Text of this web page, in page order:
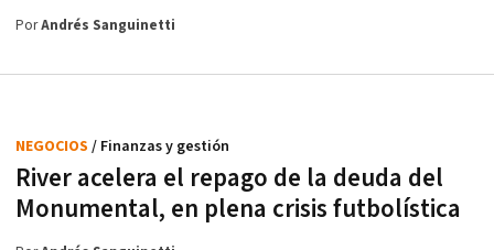
PorAndrés Sanguinetti
River acelera el repago de la deuda del
Monumental, en plena crisis futbolística
NEGOCIOS / Finanzas y gestión